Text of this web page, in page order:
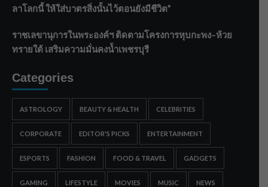
ลาโลกนี้ ให้ใส่บาตรสิ่งนั้นไว้ตอนยังมีชีวิต”
ราชเลขานุการในพระองค์ฯ ติดตามโครงการหุบกะพง–ห้วย
ทรายใต้ เสริมความมั่นคงน้ำเพชรบุรี
Categories
ASTROLOGY BEAUTY & HEALTH CELEBRITIES
CORPORATE EDITOR'S PICKS ENTERTAINMENT
ESPORTS FASHION FOOD & TRAVEL GADGETS
GAMING LIFESTYLE MOVIES MUSIC NEWS